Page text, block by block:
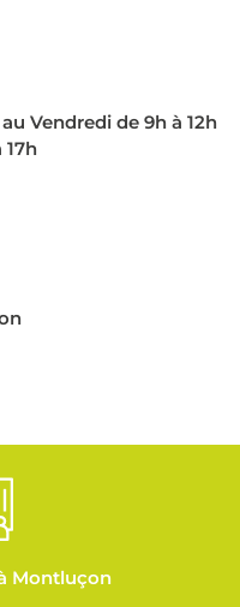
Vendredi de 9h à 12h
17h
Montluçon